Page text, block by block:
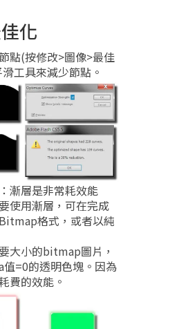
化
點(按修改>圖像>最佳
工具來減少節點。
漸層是非常耗效能
使用漸層，可在完成
格式，或者以純
大小的bitmap圖片，
=0的透明色塊。因為
費的效能。